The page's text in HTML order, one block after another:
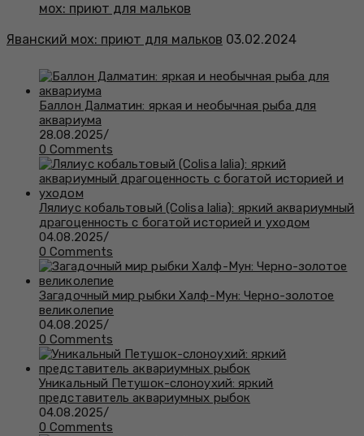
Яванский мох: приют для мальков 03.02.2024
Баллон Далматин: яркая и необычная рыба для
аквариума
28.08.2025/
0 Comments
Лялиус кобальтовый (Colisa lalia): яркий аквариумный
драгоценность с богатой историей и уходом
04.08.2025/
0 Comments
Загадочный мир рыбки Халф-Мун: Черно-золотое
великолепие
04.08.2025/
0 Comments
Уникальный Петушок-слоноухий: яркий
представитель аквариумных рыбок
04.08.2025/
0 Comments